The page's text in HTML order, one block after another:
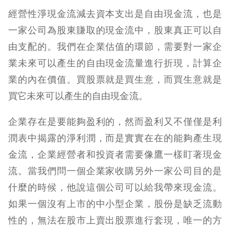
經營性淨現金流減去資本支出是自由現金流，也是
一家公司為股東賺取的現金流中，股東真正可以自
由支配的。我們在企業估值的環節，需要對一家企
業未來可以產生的自由現金流量進行折現，計算企
業的內在價值。買股票就是買生意，而買生意就是
買它未來可以產生的自由現金流。
企業存在是要能夠盈利的，然而盈利又不僅僅是利
潤表中揭露的淨利潤，而是實實在在的能夠產生現
金流，企業經營者和投資者需要像鷹一樣盯著現金
流。當我們問一個企業家收購另外一家公司目的是
什麼的時候，他說這個公司可以給我帶來現金流。
如果一個沒有上市的中小型企業，股份是缺乏流動
性的，無法在股市上賣出股票進行套現，唯一的方